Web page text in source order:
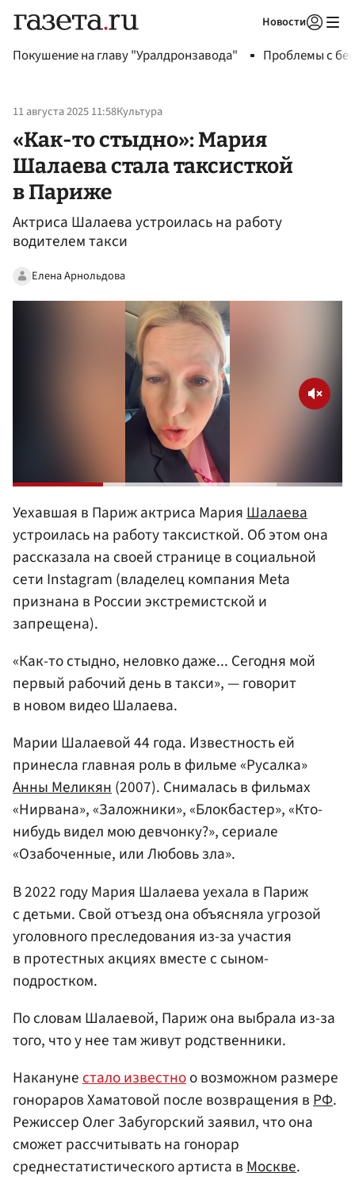
Новости
Покушение на главу "Уралдронзавода" Проблемы с
11 августа 2025 11:58Культура
«Как-то стыдно»: Мария
Шалаева стала таксисткой
в Париже
Актриса Шалаева устроилась на работу
водителем такси
Елена Арнольдова
Уехавшая в Париж актриса МарияШалаева
устроилась на работу таксисткой. Об этом она
рассказала на своей странице в социальной
сети Instagram (владелец компания Meta
признана в России экстремистской и
запрещена).
«Как-то стыдно, неловко даже... Сегодня мой
первый рабочий день в такси», — говорит
в новом видео Шалаева.
Марии Шалаевой 44 года. Известность ей
принесла главная роль в фильме «Русалка»
Анны Меликян(2007). Снималась в фильмах
«Нирвана», «Заложники», «Блокбастер», «Кто-
нибудь видел мою девчонку?», сериале
«Озабоченные, или Любовь зла».
В 2022 году Мария Шалаева уехала в Париж
с детьми. Свой отъезд она объясняла угрозой
уголовного преследования из-за участия
в протестных акциях вместе с сыном-
подростком.
По словам Шалаевой, Париж она выбрала из-за
того, что у нее там живут родственники.
Наканунестало известноо возможном размере
гонораров Хаматовой после возвращения вРФ.
Режиссер Олег Забугорский заявил, что она
сможет рассчитывать на гонорар
среднестатистического артиста вМоскве.